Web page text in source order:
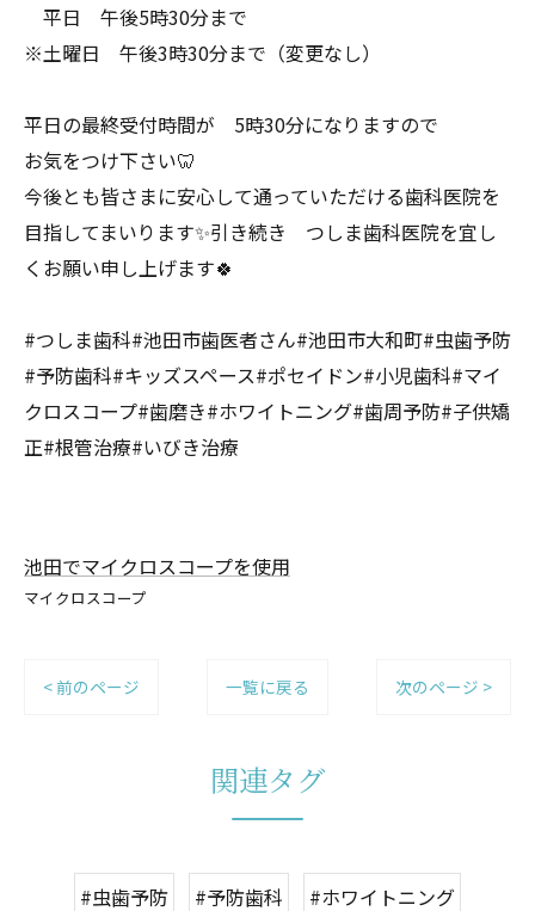
平日 午後5時30分まで
※土曜日 午後3時30分まで（変更なし）
平日の最終受付時間が 5時30分になりますので
お気をつけ下さい🦷
今後とも皆さまに安心して通っていただける歯科医院を
目指してまいります✨引き続き つしま歯科医院を宜し
くお願い申し上げます🍀
#つしま歯科#池田市歯医者さん#池田市大和町#虫歯予防
#予防歯科#キッズスペース#ポセイドン#小児歯科#マイ
クロスコープ#歯磨き#ホワイトニング#歯周予防#子供矯
正#根管治療#いびき治療
池田でマイクロスコープを使用
マイクロスコープ
< 前のページ 一覧に戻る 次のページ >
関連タグ
#虫歯予防 #予防歯科 #ホワイトニング